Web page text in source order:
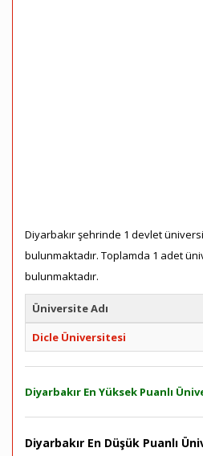
Diyarbakır şehrinde 1 devlet
bulunmaktadır. Toplamda 1 adet
bulunmaktadır.
Üniversite Adı
Dicle Üniversitesi
Diyarbakır En Yüksek Puanlı
Diyarbakır En Düşük Puanlı